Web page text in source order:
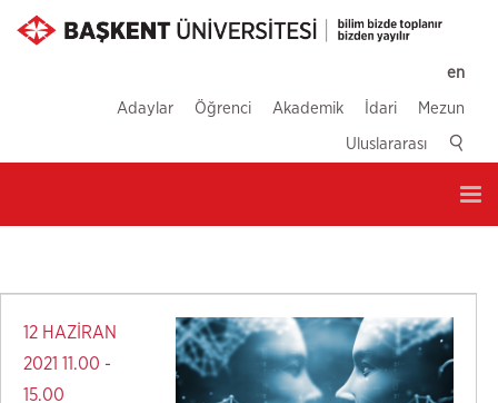
en
Adaylar Öğrenci Akademik İdari Mezun
Uluslararası
12 HAZİRAN
2021 11.00 -
15.00